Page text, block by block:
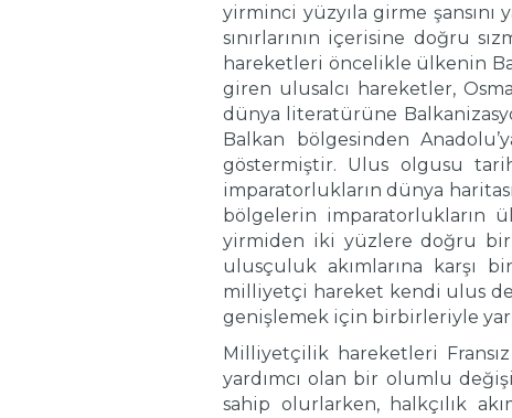
yirminci yüzyıla girme şansını
sınırlarının içerisine doğru
hareketleri öncelikle ülkenin
giren ulusalcı hareketler,
dünya literatürüne
Balkan bölgesinden
göstermiştir. Ulus olgusu
imparatorlukların dünya
bölgelerin imparatorlukların
yirmiden iki yüzlere doğru bir
ulusçuluk akımlarına karşı
milliyetçi hareket kendi ulus
genişlemek için birbirleriyle
Milliyetçilik hareketleri Fransız
yardımcı olan bir olumlu
sahip olurlarken, halkçılık